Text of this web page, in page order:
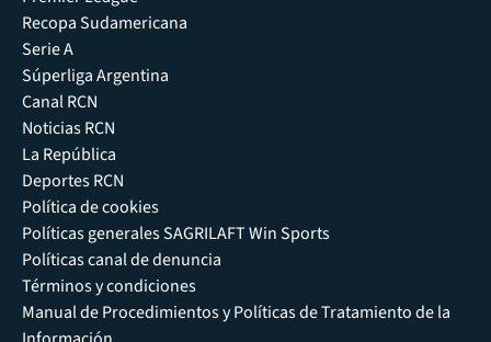
Recopa Sudamericana
Serie A
Súperliga Argentina
Canal RCN
Noticias RCN
La República
Deportes RCN
Política de cookies
Políticas generales SAGRILAFT Win Sports
Políticas canal de denuncia
Términos y condiciones
Manual de Procedimientos y Políticas de Tratamiento de la